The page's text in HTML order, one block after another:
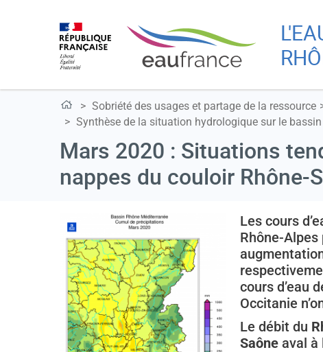
Sobriété des usages et partage de la ressource
Synthèse de la situation hydrologique sur le bassin
Mars 2020 : Situations
nappes du couloir
Les cours
Rhône-
cours d’eau
Occitanie
Le débit du
Saône aval à